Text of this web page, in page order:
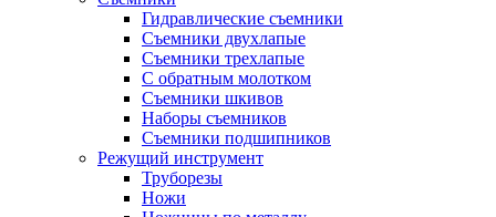
Гидравлические съемники
Съемники двухлапые
Съемники трехлапые
С обратным молотком
Съемники шкивов
Наборы съемников
Съемники подшипников
Режущий инструмент
Труборезы
Ножи